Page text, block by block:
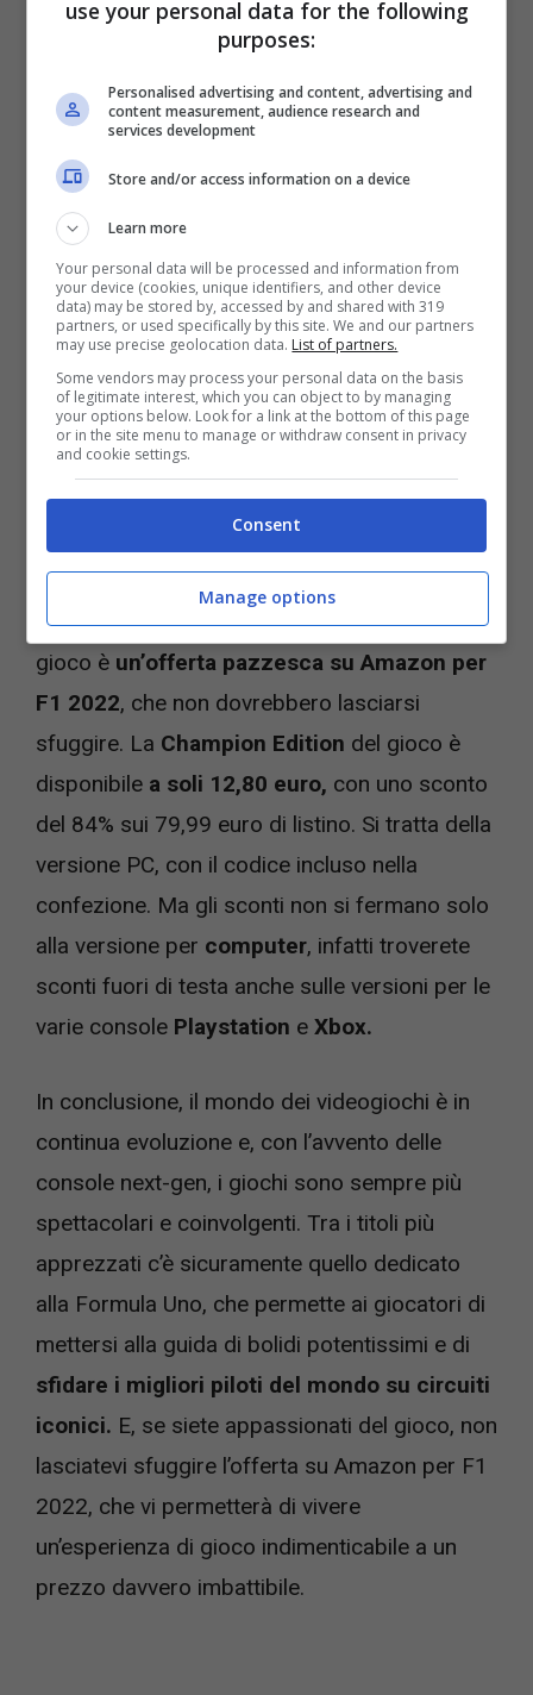
F1 22 – Videogiochi.com
Le recensioni dei clienti sono disponibili online
offrono un feedback positivo sull’efficacia
del gioco.Tuttavia, alcuni utenti lamentano
problemi tecnici, come difficoltà di
caricamento o aggiornamento, e la qualità
visiva del gioco viene criticata come non
all’altezza su PlayStation 5.
Ma la vera notizia per gli appassionati del
gioco è un’offerta pazzesca su Amazon per
F1 2022, che non dovrebbero lasciarsi
sfuggire. La Champion Edition del gioco è
disponibile a soli 12,80 euro, con uno sconto
del 84% sui 79,99 euro di listino. Si tratta della
versione PC, con il codice incluso nella
confezione. Ma gli sconti non si fermano solo
alla versione per computer, infatti troverete
sconti fuori di testa anche sulle versioni per le
varie console Playstation e Xbox.
In conclusione, il mondo dei videogiochi è in
continua evoluzione e, con l’avvento delle
console next-gen, i giochi sono sempre più
spettacolari e coinvolgenti. Tra i titoli più
apprezzati c’è sicuramente quello dedicato
alla Formula Uno, che permette ai giocatori di
mettersi alla guida di bolidi potentissimi e di
sfidare i migliori piloti del mondo su circuiti
iconici. E, se siete appassionati del gioco, non
lasciatevi sfuggire l’offerta su Amazon per F1
2022, che vi permetterà di vivere
un’esperienza di gioco indimenticabile a un
prezzo davvero imbattibile.
use your personal data for the following
purposes:
Personalised advertising and content, advertising and
content measurement, audience research and
services development
Store and/or access information on a device
Learn more
Your personal data will be processed and information from
your device (cookies, unique identifiers, and other device
data) may be stored by, accessed by and shared with 319
partners, or used specifically by this site. We and our partners
may use precise geolocation data. List of partners.
Some vendors may process your personal data on the basis
of legitimate interest, which you can object to by managing
your options below. Look for a link at the bottom of this page
or in the site menu to manage or withdraw consent in privacy
and cookie settings.
Consent
Manage options